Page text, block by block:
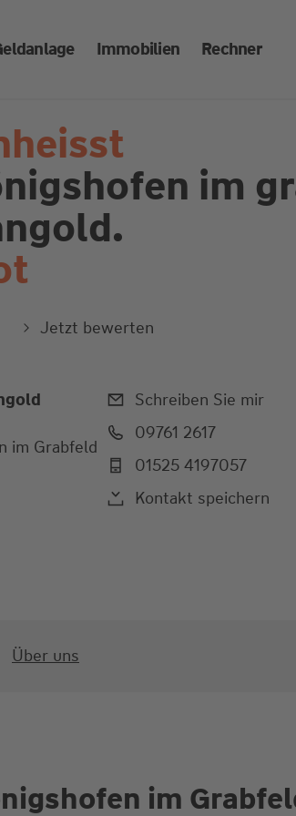
Immobilien Rechner
im
Jetzt bewerten
im Grabfeld
Schreiben Sie mir
09761 2617
01525 4197057
Kontakt speichern
Über uns
im